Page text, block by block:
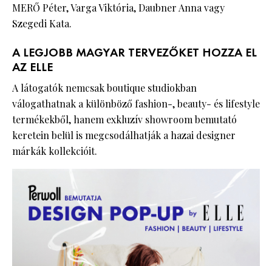
MERŐ Péter, Varga Viktória, Daubner Anna vagy
Szegedi Kata.
A LEGJOBB MAGYAR TERVEZŐKET HOZZA EL
AZ ELLE
A látogatók nemcsak boutique studiokban
válogathatnak a különböző fashion-, beauty- és lifestyle
termékekből, hanem exkluzív showroom bemutató
keretein belül is megcsodálhatják a hazai designer
márkák kollekcióit.